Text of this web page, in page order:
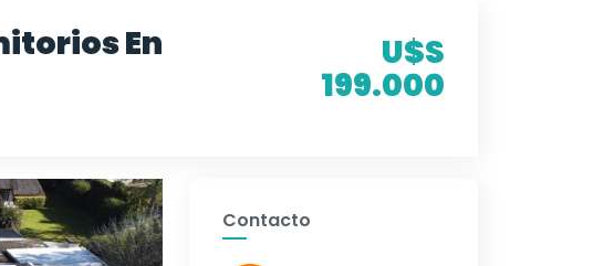
En U$S
199.000
Contacto